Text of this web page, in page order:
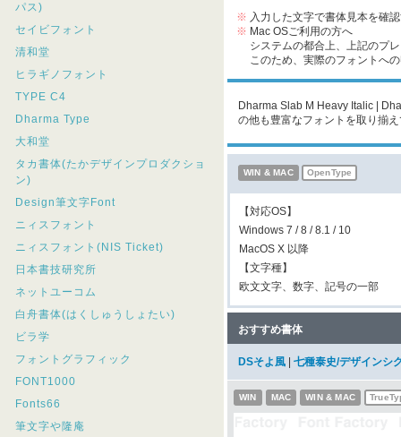
パス)
セイビフォント
清和堂
ヒラギノフォント
TYPE C4
Dharma Type
大和堂
タカ書体(たかデザインプロダクショ
ン)
Design筆文字Font
ニィスフォント
ニィスフォント(NIS Ticket)
日本書技研究所
ネットユーコム
白舟書体(はくしゅうしょたい)
ビラ学
フォントグラフィック
FONT1000
Fonts66
筆文字や隆庵
※ 入力した文字で書体見本を確
※ Mac OSご利用の方へ
システムの都合上、上記のプ
このため、実際のフォントへの
Dharma Slab M Heavy Italic |
の他も豊富なフォントを取り揃
WIN & MAC OpenType
【対応OS】
Windows 7 / 8 / 8.1 / 10
MacOS X 以降
【文字種】
欧文文字、数字、記号の一部
おすすめ書体
DSそよ風 七種泰史/デザインシ
WIN MAC WIN & MAC